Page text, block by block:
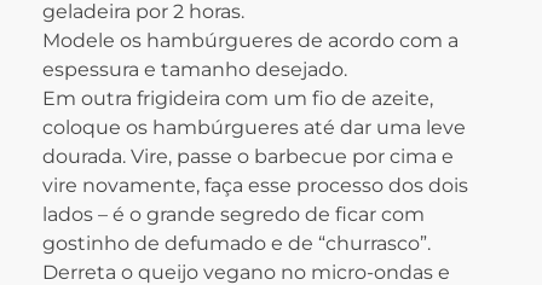
geladeira por 2 horas.
Modele os hambúrgueres de acordo com a
espessura e tamanho desejado.
Em outra frigideira com um fio de azeite,
coloque os hambúrgueres até dar uma leve
dourada. Vire, passe o barbecue por cima e
vire novamente, faça esse processo dos dois
lados – é o grande segredo de ficar com
gostinho de defumado e de “churrasco”.
Derreta o queijo vegano no micro-ondas e